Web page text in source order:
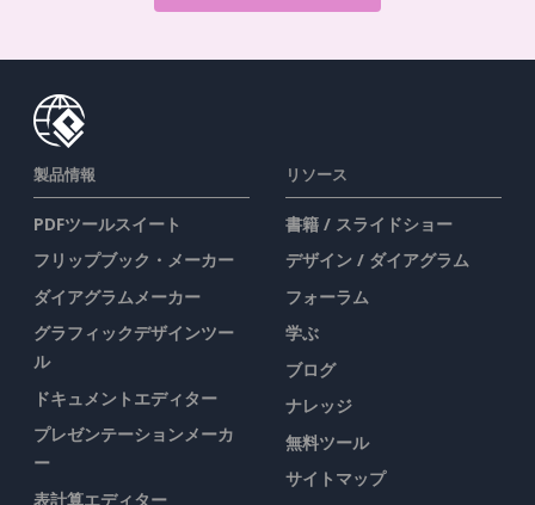
製品情報
PDFツールスイート
フリップブック・メーカー
ダイアグラムメーカー
グラフィックデザインツー
ル
ドキュメントエディター
プレゼンテーションメーカ
ー
表計算エディター
リソース
書籍 / スライドショー
デザイン / ダイアグラム
フォーラム
学ぶ
ブログ
ナレッジ
無料ツール
サイトマップ